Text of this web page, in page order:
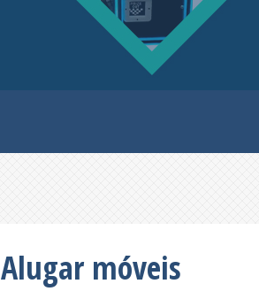
Alugar móveis